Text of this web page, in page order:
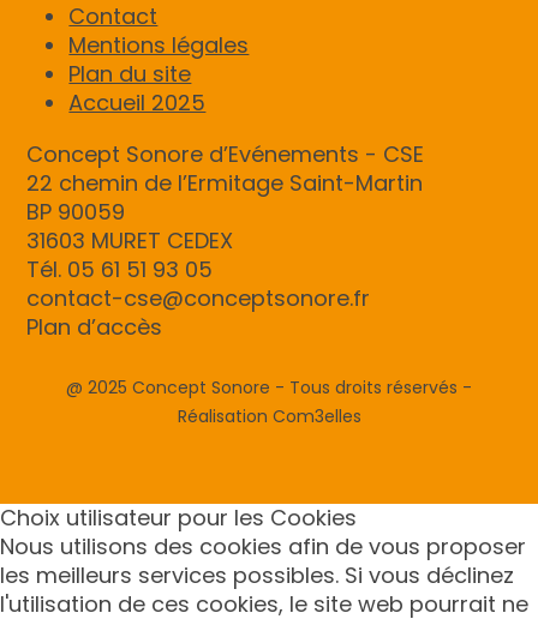
Contact
Mentions légales
Plan du site
Accueil 2025
Concept Sonore d’Evénements - CSE
22 chemin de l’Ermitage Saint-Martin
BP 90059
31603 MURET CEDEX
Tél. 05 61 51 93 05
contact-cse@conceptsonore.fr
Plan d’accès
@ 2025 Concept Sonore - Tous droits réservés -
Réalisation Com3elles
Choix utilisateur pour les Cookies
Nous utilisons des cookies afin de vous proposer
les meilleurs services possibles. Si vous déclinez
l'utilisation de ces cookies, le site web pourrait ne